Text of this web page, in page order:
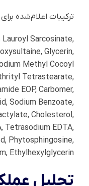
ترکیبات اعلام‌شده
Sarcosinate,
Glycerin,
Methyl Cocoyl
Tetrastearate,
EOP, Carbomer,
Sodium Benzoate,
Cholesterol,
Tetrasodium EDTA,
Phytosphingosine,
Ethylhexylglycerin
تحلیل